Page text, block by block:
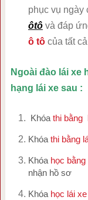
phục vụ ngày
ôtôvà đáp
ô tô của tất
Ngoài đào lái xe
hạng lái xe sau :
Khóa thi bằng
Khóa thi bằng
Khóa học
nhận hồ sơ
Khóa học lái